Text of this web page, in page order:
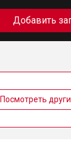
Добавить
Посмотреть